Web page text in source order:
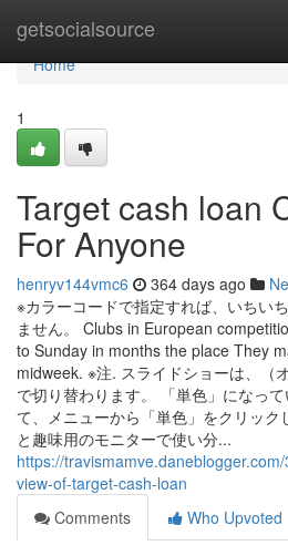
getsocialsource
Home
Home
1
Target cash loan
For Anyone
henryv144vmc6 364 days ago
※カラーコードで指定すれば、いちい
ません。 Clubs in European
to Sunday in months the place They
midweek. ※注. スライドショーは、（
で切り替わります。 「単色」になっ
て、メニューから「単色」をクリッ
と趣味用のモニターで使い分...
https://
view-of-target-cash-loan
Comments
Who Upvoted